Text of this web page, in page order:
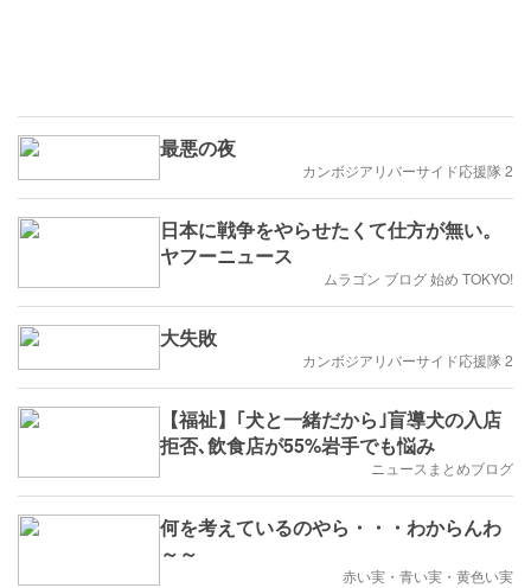
最悪の夜
カンボジアリバーサイド応援隊 2
日本に戦争をやらせたくて仕方が無い。
ヤフーニュース
ムラゴン ブログ 始め TOKYO!
大失敗
カンボジアリバーサイド応援隊 2
【福祉】｢犬と一緒だから｣盲導犬の入店
拒否､飲食店が55%岩手でも悩み
ニュースまとめブログ
何を考えているのやら・・・わからんわ
～～
赤い実・青い実・黄色い実